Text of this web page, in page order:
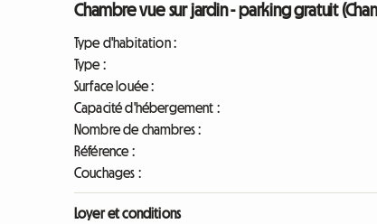
Chambre vue sur jardin - parking gratuit
Type d'habitation :
Type :
Surface louée :
Capacité d'hébergement :
Nombre de chambres :
Référence :
Couchages :
Loyer et conditions